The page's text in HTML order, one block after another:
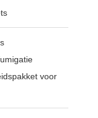
voor